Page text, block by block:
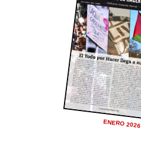
ENERO 2026